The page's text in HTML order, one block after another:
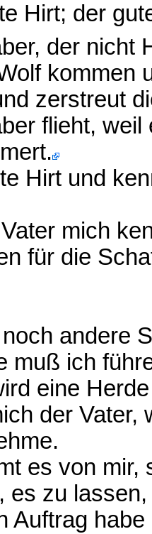
Hirt; der
der nicht
kommen
zerstreut
flieht,
Hirt und
mich
für die
andere
muß ich
eine
der
es von
es zu
Auftrag